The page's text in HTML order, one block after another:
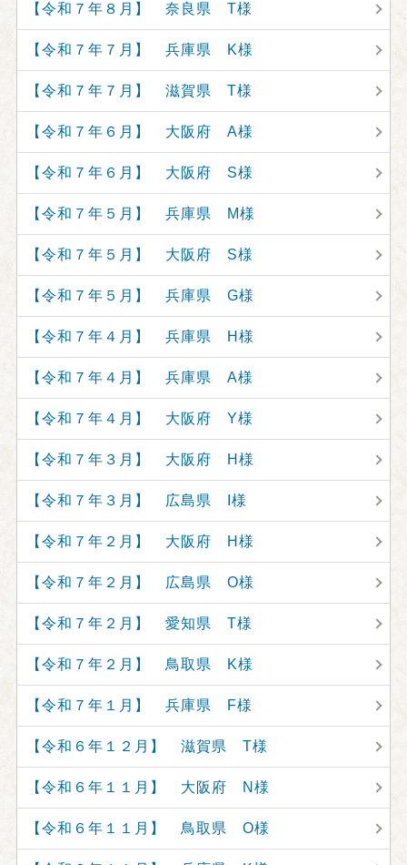
【令和７年８月】 奈良県 T様
【令和７年７月】 兵庫県 K様
【令和７年７月】 滋賀県 T様
【令和７年６月】 大阪府 A様
【令和７年６月】 大阪府 S様
【令和７年５月】 兵庫県 M様
【令和７年５月】 大阪府 S様
【令和７年５月】 兵庫県 G様
【令和７年４月】 兵庫県 H様
【令和７年４月】 兵庫県 A様
【令和７年４月】 大阪府 Y様
【令和７年３月】 大阪府 H様
【令和７年３月】 広島県 I様
【令和７年２月】 大阪府 H様
【令和７年２月】 広島県 O様
【令和７年２月】 愛知県 T様
【令和７年２月】 鳥取県 K様
【令和７年１月】 兵庫県 F様
【令和６年１２月】 滋賀県 T様
【令和６年１１月】 大阪府 N様
【令和６年１１月】 鳥取県 O様